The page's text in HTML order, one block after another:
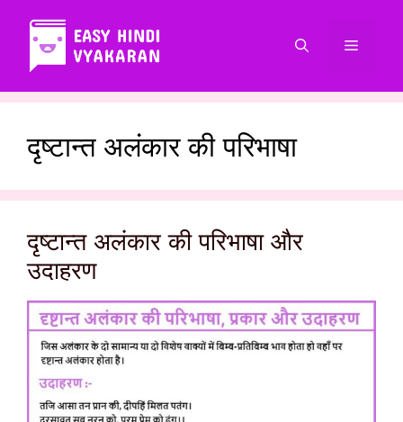
content
Menu
दृष्टान्त अलंकार की परिभाषा
दृष्टान्त अलंकार की परिभाषा और
उदाहरण